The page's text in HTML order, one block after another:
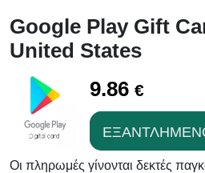
Google Play Gift
United States
9.86 €
Οι πληρωμές γίνονται δεκτές